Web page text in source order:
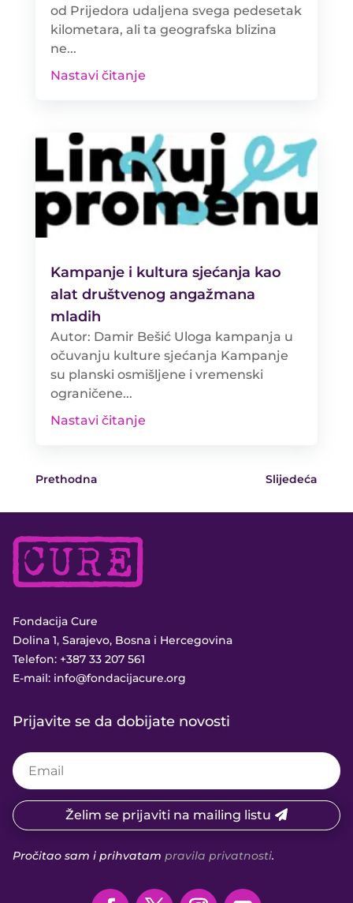
od Prijedora udaljena svega pedesetak
kilometara, ali ta geografska blizina
ne...
Nastavi čitanje
Kampanje i kultura sjećanja kao
alat društvenog angažmana
mladih
Autor: Damir Bešić Uloga kampanja u
očuvanju kulture sjećanja Kampanje
su planski osmišljene i vremenski
ograničene...
Nastavi čitanje
Prethodna Slijedeća
Fondacija Cure
Dolina 1, Sarajevo, Bosna i Hercegovina
Telefon: +387 33 207 561
E-mail: info@fondacijacure.org
Prijavite se da dobijate novosti
Želim se prijaviti na mailing listu
Pročitao sam i prihvatam pravila privatnosti.